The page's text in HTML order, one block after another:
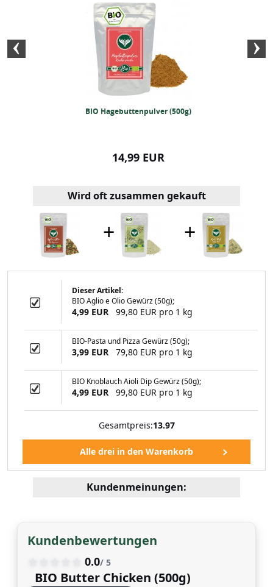
BIO Hagebuttenpulver (500g)
14,99 EUR
(500g)
EUR
Wird oft zusammen gekauft
+ +
Dieser Artikel:
BIO Aglio e Olio Gewürz (50g);
4,99 EUR 99,80 EUR pro 1 kg
BIO-Pasta und Pizza Gewürz (50g);
3,99 EUR 79,80 EUR pro 1 kg
BIO Knoblauch Aioli Dip Gewürz (50g);
4,99 EUR 99,80 EUR pro 1 kg
Gesamtpreis:13.97
Kundenmeinungen:
Kundenbewertungen
0.0/ 5
BIO Butter Chicken (500g)